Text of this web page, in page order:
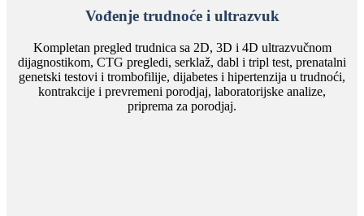
Vođenje trudnoće i ultrazvuk
Kompletan pregled trudnica sa 2D, 3D i 4D ultrazvučnom
dijagnostikom, CTG pregledi, serklaž, dabl i tripl test, prenatalni
genetski testovi i trombofilije, dijabetes i hipertenzija u trudnoći,
kontrakcije i prevremeni porodjaj, laboratorijske analize,
priprema za porodjaj.